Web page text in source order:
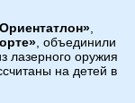
, объединили
лазерного оружия
на детей в